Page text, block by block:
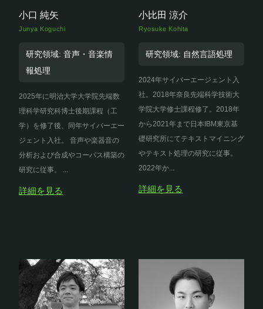
小口 純矢
Junya Koguchi
研究領域: 音声・音楽情
報処理
2025年に明治大学大学院先端数
理科学研究科博士後期課程（工
学）を修了後、同年サイバーエー
ジェント入社。 音声や楽器音の
分析および合成やコーパス構築の
研究に従事。 ...
詳細を見る
小比田 涼介
Ryosuke Kohita
研究領域: 自然言語処理
2024年サイバーエージェント入
社。2018年奈良先端科学技術大
学院大学修士課程修了。2018年
から2021年まで日本IBM東京基
礎研究所にてテキストマイニング
やテキスト処理の研究に従事。
2022年か...
詳細を見る